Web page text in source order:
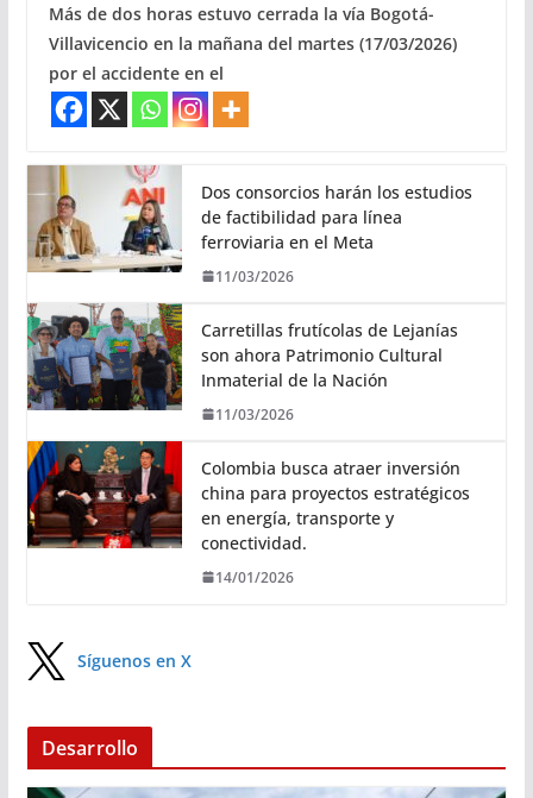
Más de dos horas estuvo cerrada la vía Bogotá-
Villavicencio en la mañana del martes (17/03/2026)
por el accidente en el
Dos consorcios harán los estudios
de factibilidad para línea
ferroviaria en el Meta
11/03/2026
Carretillas frutícolas de Lejanías
son ahora Patrimonio Cultural
Inmaterial de la Nación
11/03/2026
Colombia busca atraer inversión
china para proyectos estratégicos
en energía, transporte y
conectividad.
14/01/2026
Síguenos en X
Desarrollo